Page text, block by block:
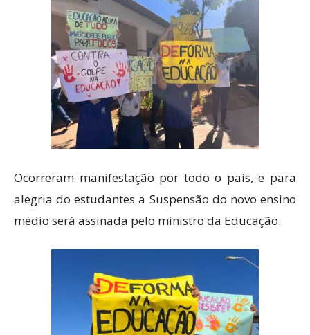
Ocorreram manifestação por todo o país, e para
alegria do estudantes a Suspensão do novo ensino
médio será assinada pelo ministro da Educação.